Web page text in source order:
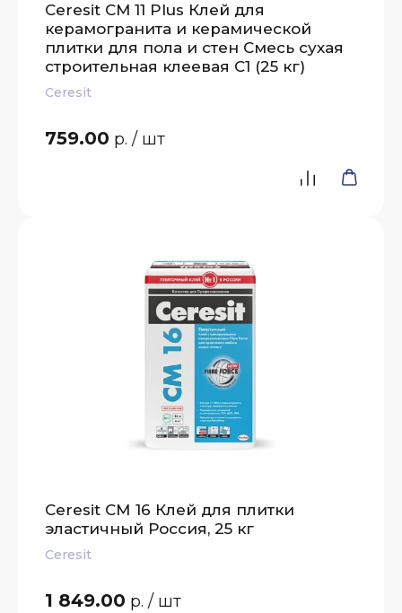
Ceresit CM 11 Plus Клей для
керамогранита и керамической
плитки для пола и стен Смесь сухая
строительная клеевая C1 (25 кг)
Ceresit
759.00 р. / шт
Ceresit СМ 16 Клей для плитки
эластичный Россия, 25 кг
Ceresit
1 849.00 р. / шт